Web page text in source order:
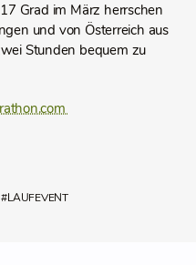
#LAUFEVENT
Grad im März herrschen
und von Österreich aus
Stunden bequem zu